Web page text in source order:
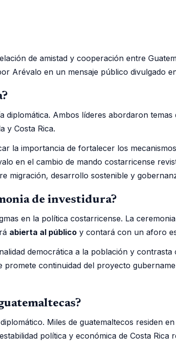
de amistad y cooperación entre
Arévalo en un mensaje público divulgado
Ambos líderes abordaron
y Costa Rica.
la importancia de fortalecer los
en el cambio de mando costarricense
migración, desarrollo sostenible y
de investidura?
en la política costarricense. La
abierta al público y contará con un aforo
democrática a la población y
promete continuidad del proyecto
Miles de guatemaltecos residen
política y económica de Costa